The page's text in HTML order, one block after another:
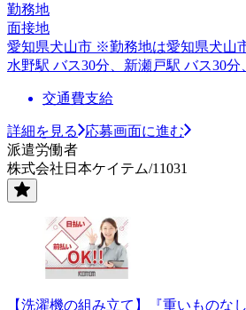
勤務地
面接地
愛知県犬山市 ※勤務地は愛知県犬山
水野駅 バス30分、新瀬戸駅 バス30分
交通費支給
詳細を見る
応募画面に進む
派遣労働者
株式会社日本ケイテム/11031
【洗濯機の組み立て】『重いものな